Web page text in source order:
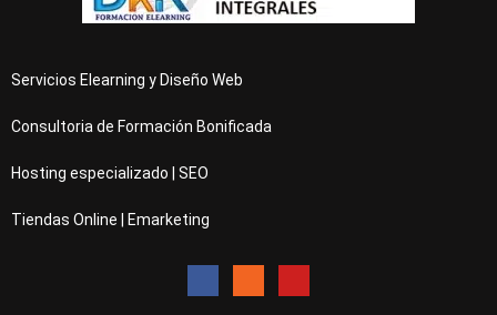
Servicios Elearning y Diseño Web
Consultoria de Formación Bonificada
Hosting especializado | SEO
Tiendas Online | Emarketing